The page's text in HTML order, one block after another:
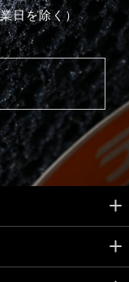
日を除く）